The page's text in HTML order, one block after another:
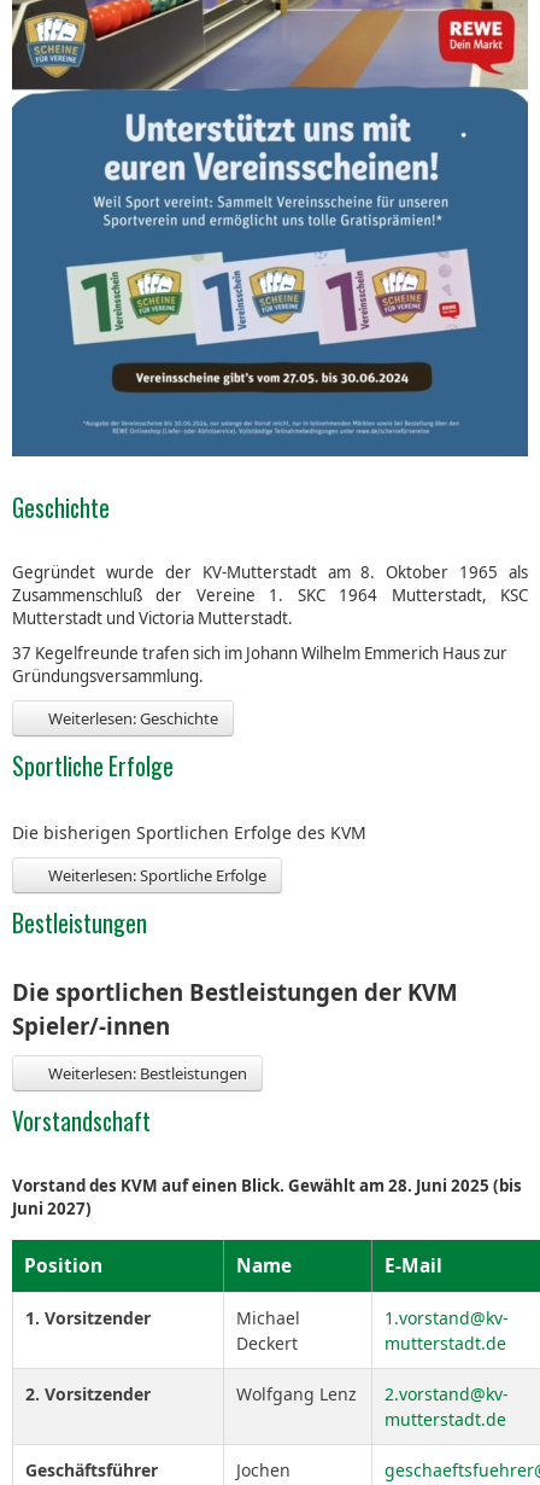
Geschichte
Gegründet wurde der KV‑Mutterstadt am 8. Oktober 1965 als
Zusammenschluß der Vereine 1. SKC 1964 Mutterstadt, KSC
Mutterstadt und Victoria Mut­terstadt.
37 Kegelfreunde trafen sich im Johann Wilhelm Emmerich Haus zur
Grün­dungsversammlung.
Weiterlesen: Geschichte
Sportliche Erfolge
Die bisherigen Sportlichen Erfolge des KVM
Weiterlesen: Sportliche Erfolge
Bestleistungen
Die sportlichen Bestleistungen der KVM
Spieler/-innen
Weiterlesen: Bestleistungen
Vorstandschaft
Vorstand des KVM auf einen Blick. Gewählt am 28. Juni 2025 (bis
Juni 2027)
Position Name E-Mail
1. Vorsitzender
Michael
Deckert
1.vorstand@kv-
mutterstadt.de
2. Vorsitzender Wolfgang Lenz
2.vorstand@kv-
mutterstadt.de
Geschäftsführer
Jochen